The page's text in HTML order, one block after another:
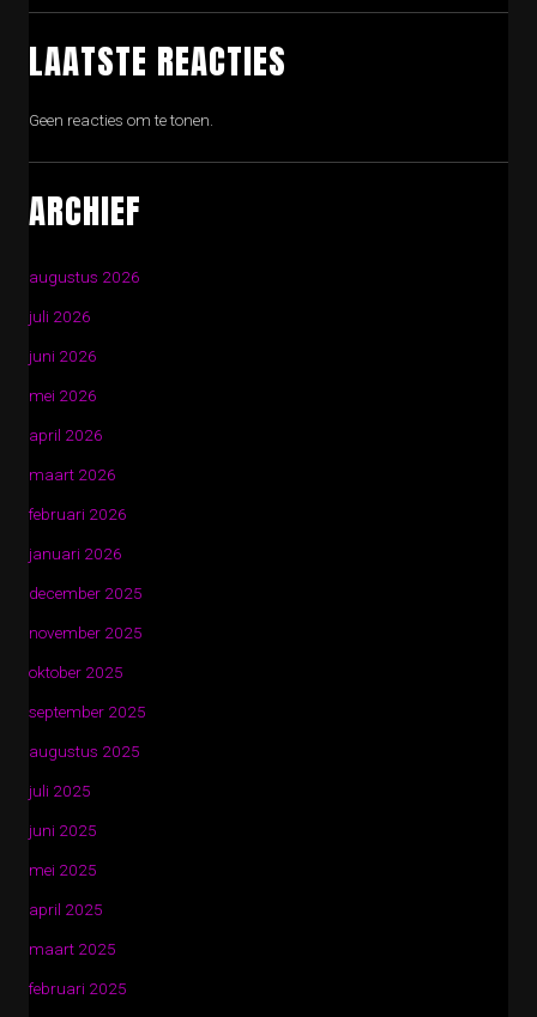
LAATSTE REACTIES
Geen reacties om te tonen.
ARCHIEF
augustus 2026
juli 2026
juni 2026
mei 2026
april 2026
maart 2026
februari 2026
januari 2026
december 2025
november 2025
oktober 2025
september 2025
augustus 2025
juli 2025
juni 2025
mei 2025
april 2025
maart 2025
februari 2025